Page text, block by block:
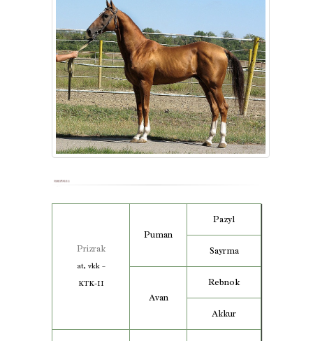
Prizrak
at, vkk –
KTK-II
Puman
Pazyl
Sayrma
Avan
Rebnok
Akkur